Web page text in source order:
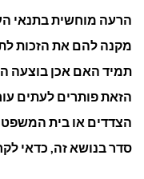
הרעה מוחשית בתנאי
מקנה להם את הזכות
תמיד האם אכן בוצעה
הזאת פותרים לעתים
הצדדים או בית
סדר בנושא זה, כדאי